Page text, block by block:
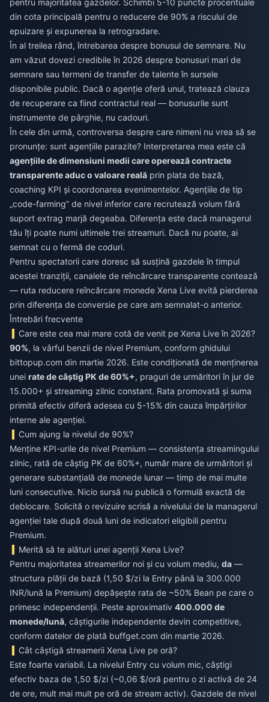
pentru majoritatea gazdelor. Schimbi 5-10 puncte procentuale
din cota principală pentru o reducere de 90% a riscului de
epuizare și expunerea la retrogradare.
În al treilea rând, întrebarea despre bonusul de semnare. Nu
am văzut dovezi credibile în 2026 despre bonusuri mari de
semnare sau termeni de transfer de talente în sursele
disponibile public. Dacă o agenție oferă unul, tratează clauza
de recuperare ca fiind contractul real — bonusurile sunt
instrumente de pârghie, nu cadouri.
În cele din urmă, controversa despre care nimeni nu vrea să se
pronunțe: sunt agențiile parazite? Interpretarea mea este că
agențiile de dimensiuni medii care operează contracte
transparente aduc o valoare reală prin plata de bază,
coaching KPI și coordonarea evenimentelor. Agențiile de tip
„code-farming” de nivel inferior care recrutează volum fără
suport extrag marjă degeaba. Diferența este dacă managerul
tău îți poate numi ultimele trei streamuri. Dacă nu poate, ai
semnat cu o fermă de coduri.
Pentru spectatorii care doresc să susțină gazdele în timpul
acestei tranziții, canalele de reîncărcare transparente contează
— ruta reducere reîncărcare monede Xena Live evită pierderea
prin diferența de conversie pe care am semnalat-o anterior.
Întrebări frecvente
Care este cea mai mare cotă de venit pe Xena Live în 2026?
90%, la vârful benzii de nivel Premium, conform ghidului
bittopup.com din martie 2026. Este condiționată de menținerea
unei rate de câștig PK de 60%+, praguri de urmăritori în jur de
15.000+ și streaming zilnic constant. Rata promovată și suma
primită efectiv diferă adesea cu 5-15% din cauza împărțirilor
interne ale agenției.
Cum ajung la nivelul de 90%?
Menține KPI-urile de nivel Premium — consistența streamingului
zilnic, rată de câștig PK de 60%+, număr mare de urmăritori și
generare substanțială de monede lunar — timp de mai multe
luni consecutive. Nicio sursă nu publică o formulă exactă de
deblocare. Solicită o revizuire scrisă a nivelului de la managerul
agenției tale după două luni de indicatori eligibili pentru
Premium.
Merită să te alături unei agenții Xena Live?
Pentru majoritatea streamerilor noi și cu volum mediu, da —
structura plății de bază (1,50 $/zi la Entry până la 300.000
INR/lună la Premium) depășește rata de ~50% Bean pe care o
primesc independenții. Peste aproximativ 400.000 de
monede/lună, câștigurile independente devin competitive,
conform datelor de plată buffget.com din martie 2026.
Cât câștigă streamerii Xena Live pe oră?
Este foarte variabil. La nivelul Entry cu volum mic, câștigi
efectiv baza de 1,50 $/zi (~0,06 $/oră pentru o zi activă de 24
de ore, mult mai mult pe oră de stream activ). Gazdele de nivel